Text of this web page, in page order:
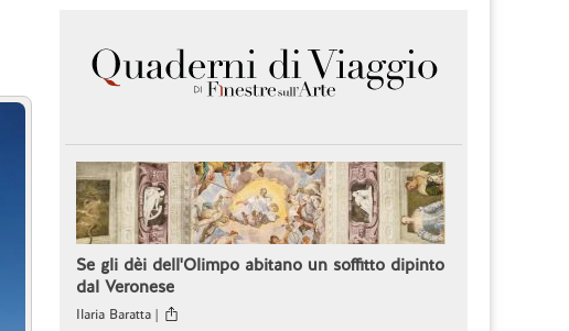
Se gli dèi dell'Olimpo abitano un soffitto dipinto
dal Veronese
Ilaria Baratta |